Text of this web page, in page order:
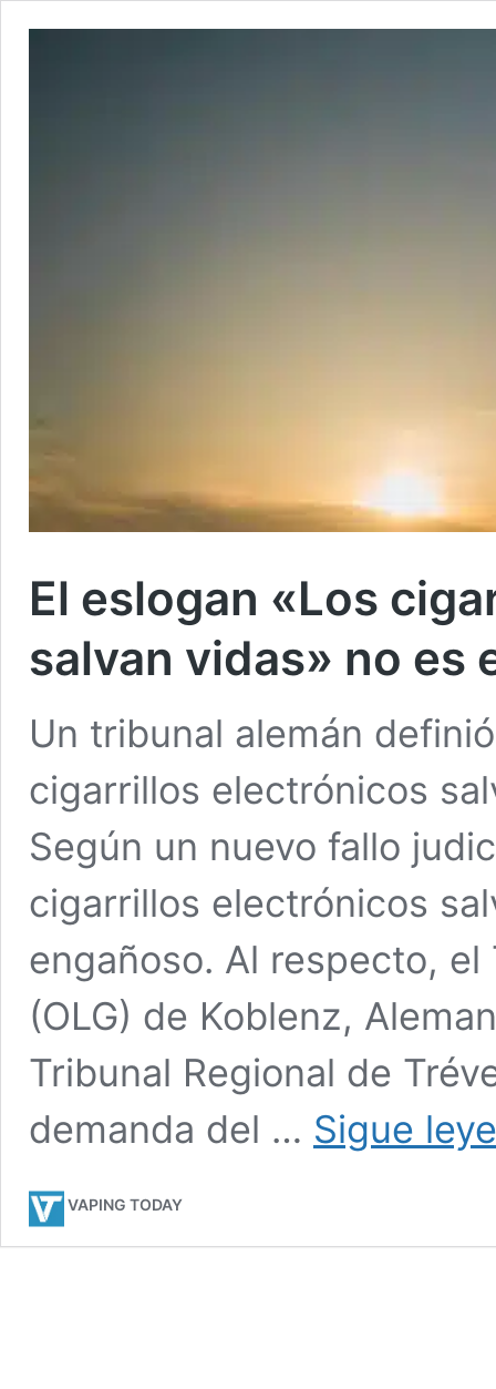
El eslogan «Los
salvan vidas» no es
Un tribunal alemán
cigarrillos electrónicos
Según un nuevo fallo
cigarrillos electrónicos
engañoso. Al respecto,
(OLG) de Koblenz,
Tribunal Regional de
demanda del … Sigue
VAPING TODAY